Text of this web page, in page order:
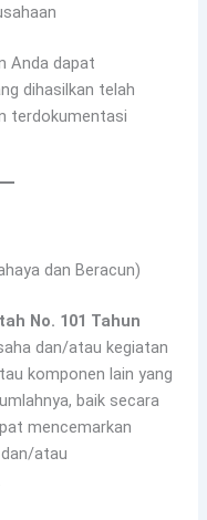
Anda dapat
dihasilkan telah
terdokumentasi
dan Beracun)
No. 101 Tahun
dan/atau kegiatan
komponen lain yang
baik secara
mencemarkan
atau